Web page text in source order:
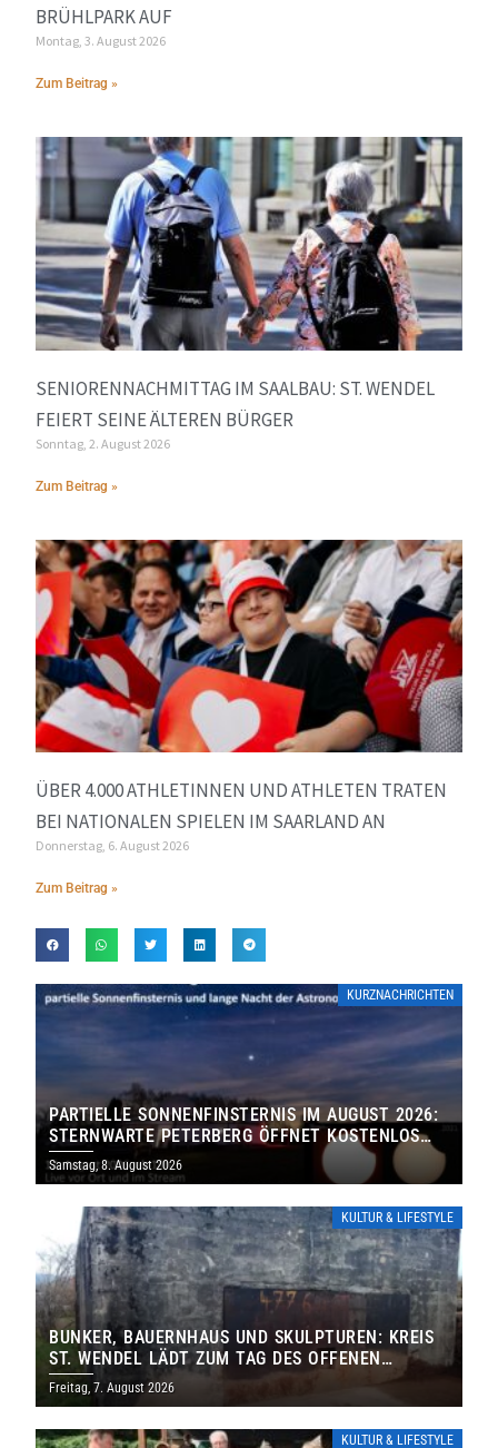
BRÜHLPARK AUF
Montag, 3. August 2026
Zum Beitrag »
SENIORENNACHMITTAG IM SAALBAU: ST. WENDEL
FEIERT SEINE ÄLTEREN BÜRGER
Sonntag, 2. August 2026
Zum Beitrag »
ÜBER 4.000 ATHLETINNEN UND ATHLETEN TRATEN
BEI NATIONALEN SPIELEN IM SAARLAND AN
Donnerstag, 6. August 2026
Zum Beitrag »
KURZNACHRICHTEN
PARTIELLE SONNENFINSTERNIS IM AUGUST 2026:
STERNWARTE PETERBERG ÖFFNET KOSTENLOS
IHRE TORE
Samstag, 8. August 2026
KULTUR & LIFESTYLE
BUNKER, BAUERNHAUS UND SKULPTUREN: KREIS
ST. WENDEL LÄDT ZUM TAG DES OFFENEN
DENKMALS EIN
Freitag, 7. August 2026
KULTUR & LIFESTYLE